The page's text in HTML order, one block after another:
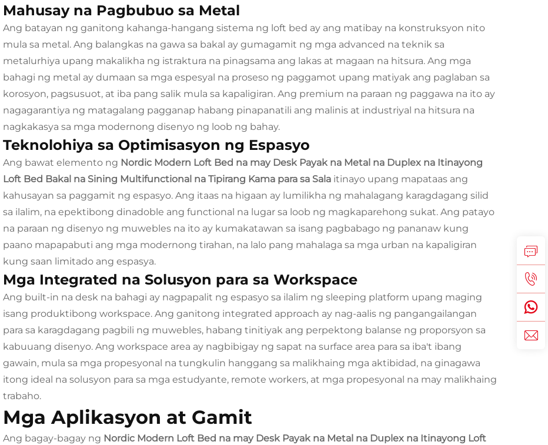
Mahusay na Pagbubuo sa Metal
Ang batayan ng ganitong kahanga-hangang sistema ng loft bed ay ang matibay na konstruksyon nito
mula sa metal. Ang balangkas na gawa sa bakal ay gumagamit ng mga advanced na teknik sa
metalurhiya upang makalikha ng istraktura na pinagsama ang lakas at magaan na hitsura. Ang mga
bahagi ng metal ay dumaan sa mga espesyal na proseso ng paggamot upang matiyak ang paglaban sa
korosyon, pagsusuot, at iba pang salik mula sa kapaligiran. Ang premium na paraan ng paggawa na ito ay
nagagarantiya ng matagalang pagganap habang pinapanatili ang malinis at industriyal na hitsura na
nagkakasya sa mga modernong disenyo ng loob ng bahay.
Teknolohiya sa Optimisasyon ng Espasyo
Ang bawat elemento ng Nordic Modern Loft Bed na may Desk Payak na Metal na Duplex na Itinayong
Loft Bed Bakal na Sining Multifunctional na Tipirang Kama para sa Sala itinayo upang mapataas ang
kahusayan sa paggamit ng espasyo. Ang itaas na higaan ay lumilikha ng mahalagang karagdagang silid
sa ilalim, na epektibong dinadoble ang functional na lugar sa loob ng magkaparehong sukat. Ang patayo
na paraan ng disenyo ng muwebles na ito ay kumakatawan sa isang pagbabago ng pananaw kung
paano mapapabuti ang mga modernong tirahan, na lalo pang mahalaga sa mga urban na kapaligiran
kung saan limitado ang espasya.
Mga Integrated na Solusyon para sa Workspace
Ang built-in na desk na bahagi ay nagpapalit ng espasyo sa ilalim ng sleeping platform upang maging
isang produktibong workspace. Ang ganitong integrated approach ay nag-aalis ng pangangailangan
para sa karagdagang pagbili ng muwebles, habang tinitiyak ang perpektong balanse ng proporsyon sa
kabuuang disenyo. Ang workspace area ay nagbibigay ng sapat na surface area para sa iba't ibang
gawain, mula sa mga propesyonal na tungkulin hanggang sa malikhaing mga aktibidad, na ginagawa
itong ideal na solusyon para sa mga estudyante, remote workers, at mga propesyonal na may malikhaing
trabaho.
Mga Aplikasyon at Gamit
Ang bagay-bagay ng Nordic Modern Loft Bed na may Desk Payak na Metal na Duplex na Itinayong Loft